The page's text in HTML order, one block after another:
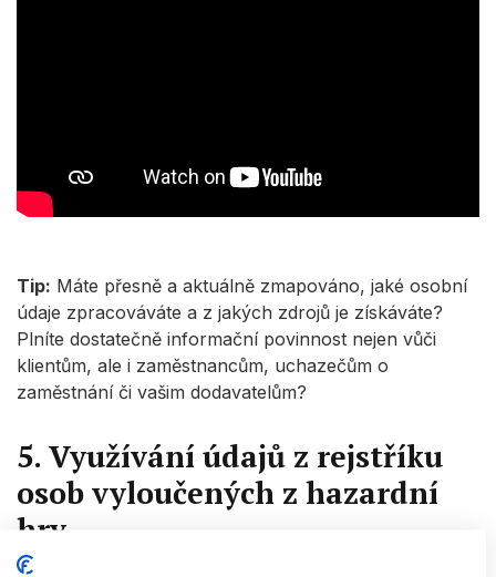
Tip: Máte přesně a aktuálně zmapováno, jaké osobní
údaje zpracováváte a z jakých zdrojů je získáváte?
Plníte dostatečně informační povinnost nejen vůči
klientům, ale i zaměstnancům, uchazečům o
zaměstnání či vašim dodavatelům?
5. Využívání údajů z rejstříku
osob vyloučených z hazardní
hry